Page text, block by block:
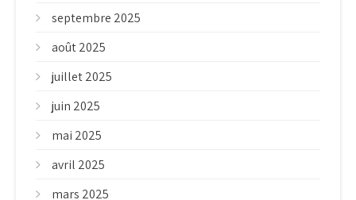
septembre 2025
août 2025
juillet 2025
juin 2025
mai 2025
avril 2025
mars 2025